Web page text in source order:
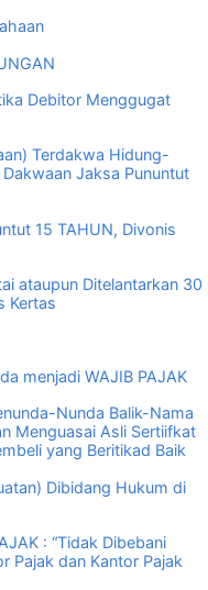
Debitor Menggugat
Terdakwa Hidung-
Jaksa Pununtut
15 TAHUN, Divonis
ataupun Ditelantarkan 30
Kertas
menjadi WAJIB PAJAK
Nunda Balik-Nama
Menguasai Asli Sertiifkat
yang Beritikad Baik
Dibidang Hukum di
: “Tidak Dibebani
Pajak dan Kantor Pajak